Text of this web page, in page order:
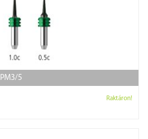
5
Raktáron!